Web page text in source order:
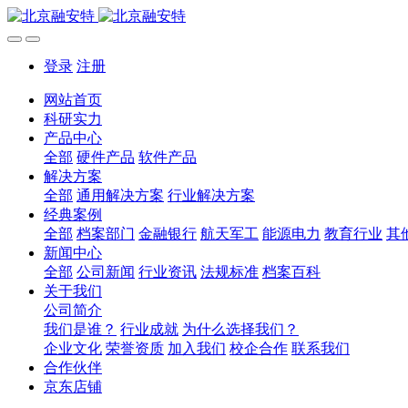
登录 注册
网站首页
科研实力
产品中心
全部 硬件产品 软件产品
解决方案
全部 通用解决方案 行业解决方案
经典案例
全部 档案部门 金融银行 航天军工 能源电力 教育行业 其
新闻中心
全部 公司新闻 行业资讯 法规标准 档案百科
关于我们
公司简介
我们是谁？ 行业成就 为什么选择我们？
企业文化 荣誉资质 加入我们 校企合作 联系我们
合作伙伴
京东店铺